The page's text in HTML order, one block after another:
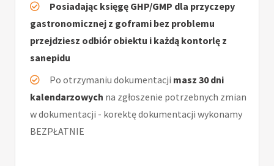
Posiadając księgę GHP/GMP dla przyczepy
gastronomicznej z goframi bez problemu
przejdziesz odbiór obiektu i każdą kontorlę z
sanepidu
Po otrzymaniu dokumentacji masz 30 dni
kalendarzowych na zgłoszenie potrzebnych zmian
w dokumentacji - korektę dokumentacji wykonamy
BEZPŁATNIE